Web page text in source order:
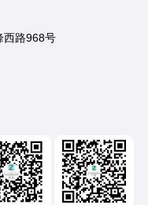
西路968号